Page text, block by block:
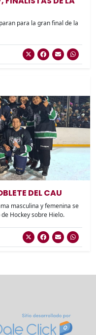
para la gran final de la
DEL CAU
masculina y femenina se
Hockey sobre Hielo.